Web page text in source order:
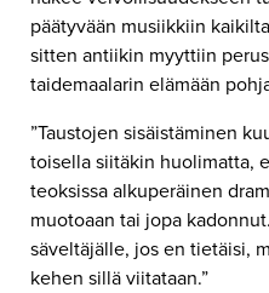
päätyvään musiikkiin
sitten antiikin myyttiin
taidemaalarin elämään
”Taustojen sisäistäminen
toisella siitäkin huolimatta,
teoksissa alkuperäinen
muotoaan tai jopa
säveltäjälle, jos en tietäisi,
kehen sillä viitataan.”